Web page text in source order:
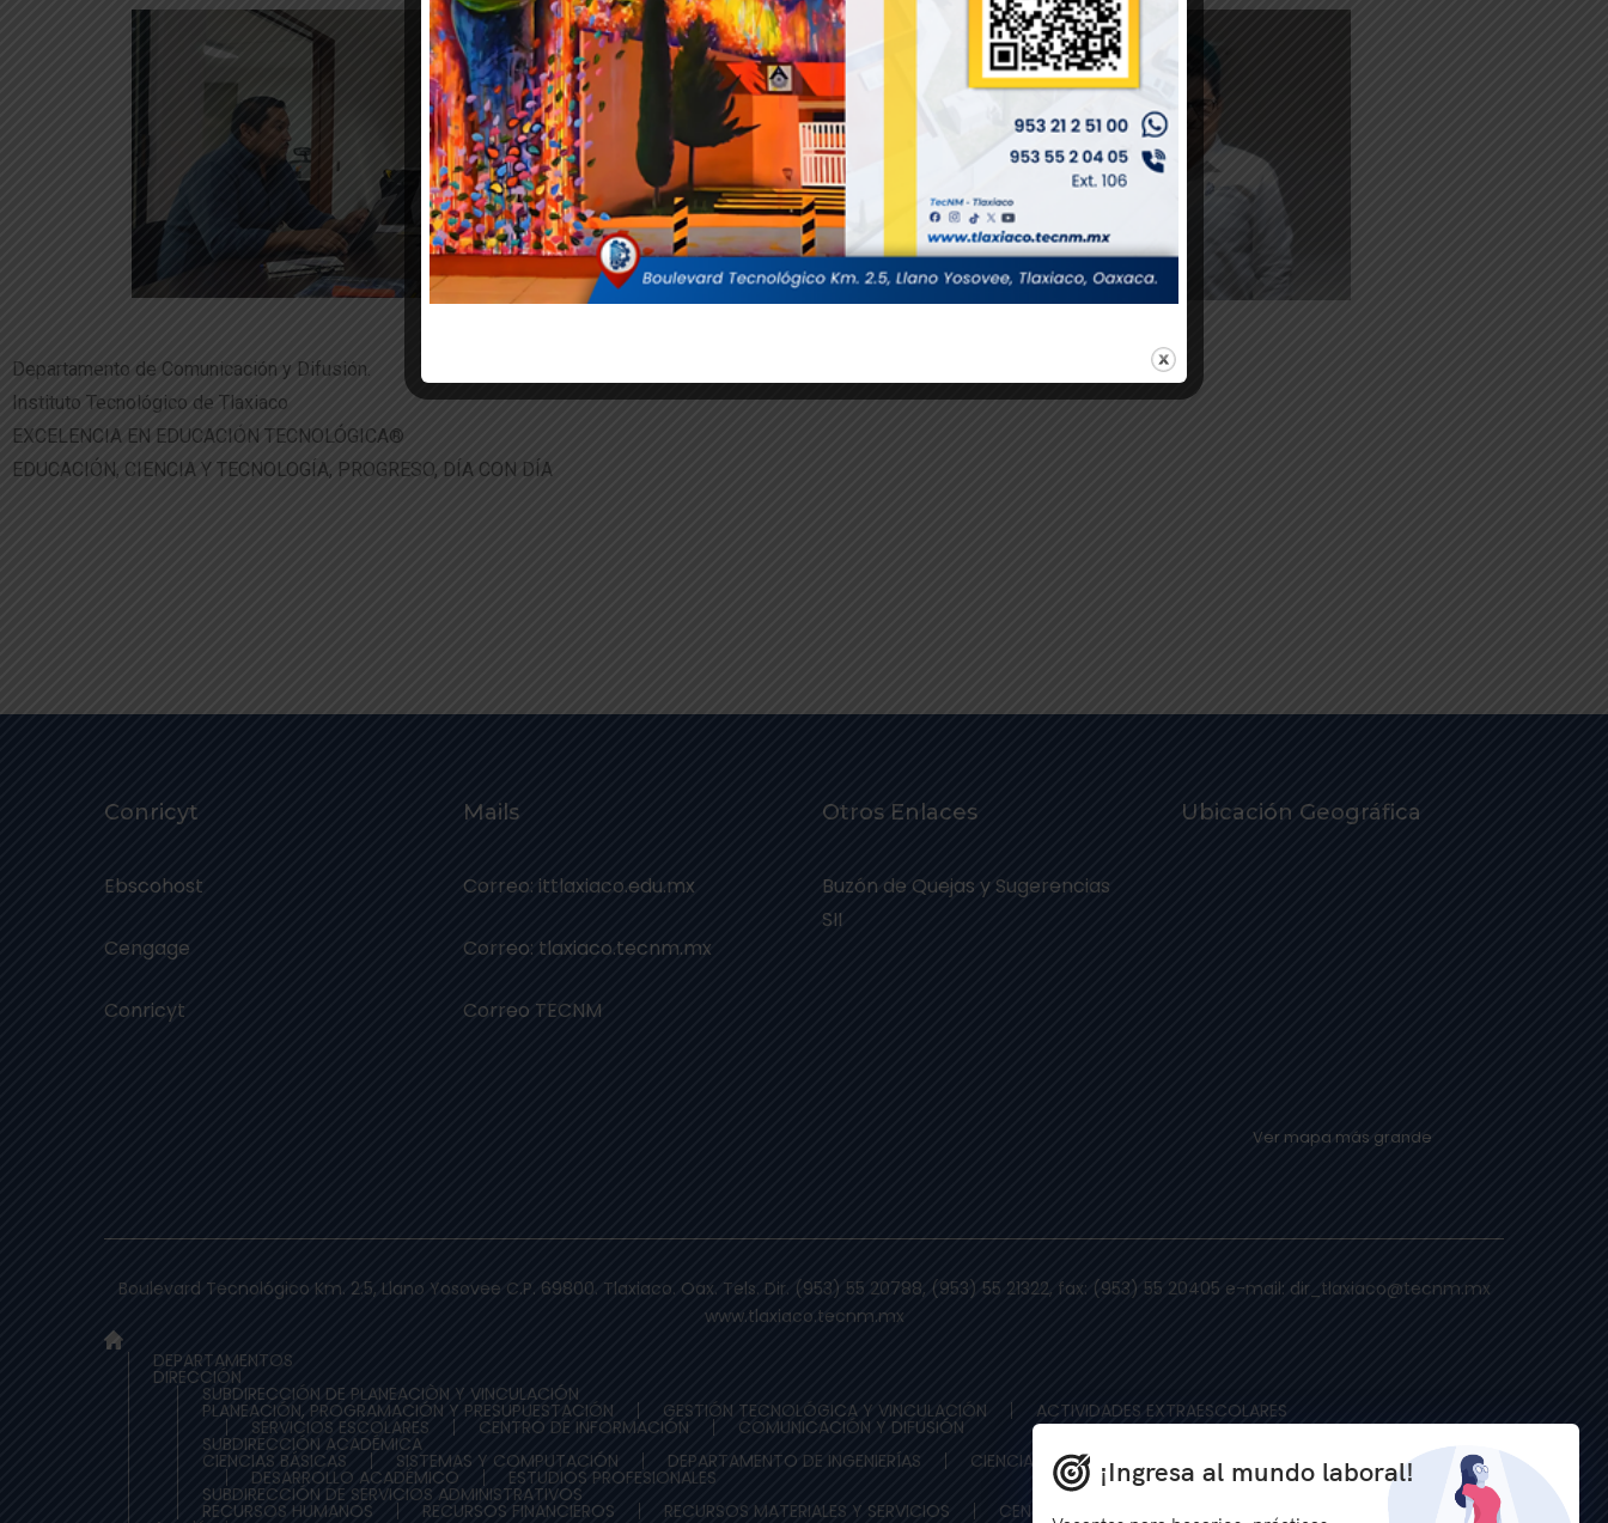
Departamento de Comunicación y Difusión.
Instituto Tecnológico de Tlaxiaco
EXCELENCIA EN EDUCACIÓN TECNOLÓGICA®
EDUCACIÓN, CIENCIA Y TECNOLOGÍA, PROGRESO, DÍA CON DÍA
Conricyt
Ebscohost
Cengage
Conricyt
Mails
Correo: ittlaxiaco.edu.mx
Correo: tlaxiaco.tecnm.mx
Correo TECNM
Otros Enlaces
Buzón de Quejas y Sugerencias
SII
Ubicación Geográfica
Ver mapa más grande
¡Ingresa al mundo laboral!
Boulevard Tecnológico Km. 2.5, Llano Yosovee C.P. 69800. Tlaxiaco. Oax. Tels. Dir. (953) 55 20788, (953) 55 21322, fax: (953) 55 20405 e-mail: dir_tlaxiaco@tecnm.mx
www.tlaxiaco.tecnm.mx
DEPARTAMENTOS
DIRECCIÓN
SUBDIRECCIÓN DE PLANEACIÒN Y VINCULACIÓN
PLANEACIÓN, PROGRAMACIÓN Y PRESUPUESTACIÓN GESTIÓN TECNOLÓGICA Y VINCULACIÓN ACTIVIDADES EXTRAESCOLARES
SERVICIOS ESCOLARES CENTRO DE INFORMACIÓN COMUNICACIÓN Y DIFUSIÓN
SUBDIRECCIÓN ACADÉMICA
CIENCIAS BÁSICAS SISTEMAS Y COMPUTACIÓN DEPARTAMENTO DE INGENIERÍAS CIENCIAS ECONÓMICO-ADMINISTRATIVAS
DESARROLLO ACADÉMICO ESTUDIOS PROFESIONALES
SUBDIRECCIÓN DE SERVICIOS ADMINISTRATIVOS
RECURSOS HUMANOS RECURSOS FINANCIEROS RECURSOS MATERIALES Y SERVICIOS CENTRO DE CÓMPUTO MANTENIMIENTO Y EQUIPO